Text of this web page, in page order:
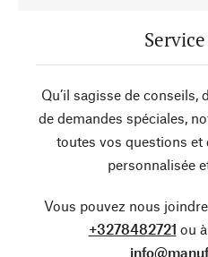
Qu’il sagisse de conseils,
de demandes spéciales,
toutes vos questions et
personnalisée
Vous pouvez nous
+3278482721 ou